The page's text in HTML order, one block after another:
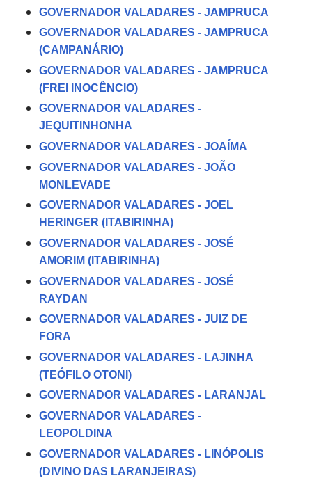
GOVERNADOR VALADARES - JAMPRUCA
GOVERNADOR VALADARES - JAMPRUCA
(CAMPANÁRIO)
GOVERNADOR VALADARES - JAMPRUCA
(FREI INOCÊNCIO)
GOVERNADOR VALADARES -
JEQUITINHONHA
GOVERNADOR VALADARES - JOAÍMA
GOVERNADOR VALADARES - JOÃO
MONLEVADE
GOVERNADOR VALADARES - JOEL
HERINGER (ITABIRINHA)
GOVERNADOR VALADARES - JOSÉ
AMORIM (ITABIRINHA)
GOVERNADOR VALADARES - JOSÉ
RAYDAN
GOVERNADOR VALADARES - JUIZ DE
FORA
GOVERNADOR VALADARES - LAJINHA
(TEÓFILO OTONI)
GOVERNADOR VALADARES - LARANJAL
GOVERNADOR VALADARES -
LEOPOLDINA
GOVERNADOR VALADARES - LINÓPOLIS
(DIVINO DAS LARANJEIRAS)